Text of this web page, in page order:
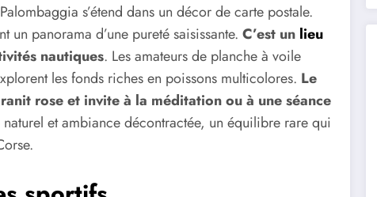
s’étend dans un décor de carte postale.
panorama d’une pureté saisissante. C’est un lieu
nautiques. Les amateurs de planche à voile
les fonds riches en poissons multicolores. Le
rose et invite à la méditation ou à une séance
et ambiance décontractée, un équilibre rare qui